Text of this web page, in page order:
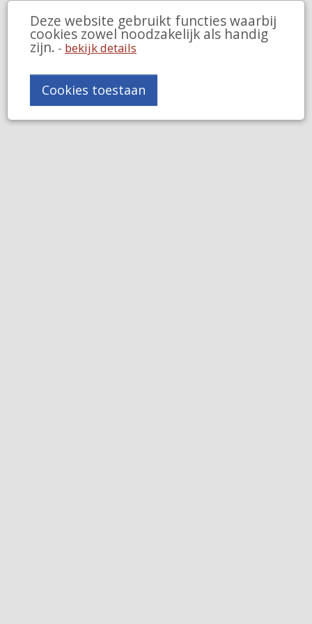
Deze website gebruikt functies waarbij
cookies zowel noodzakelijk als handig
zijn. - bekijk details
Cookies toestaan